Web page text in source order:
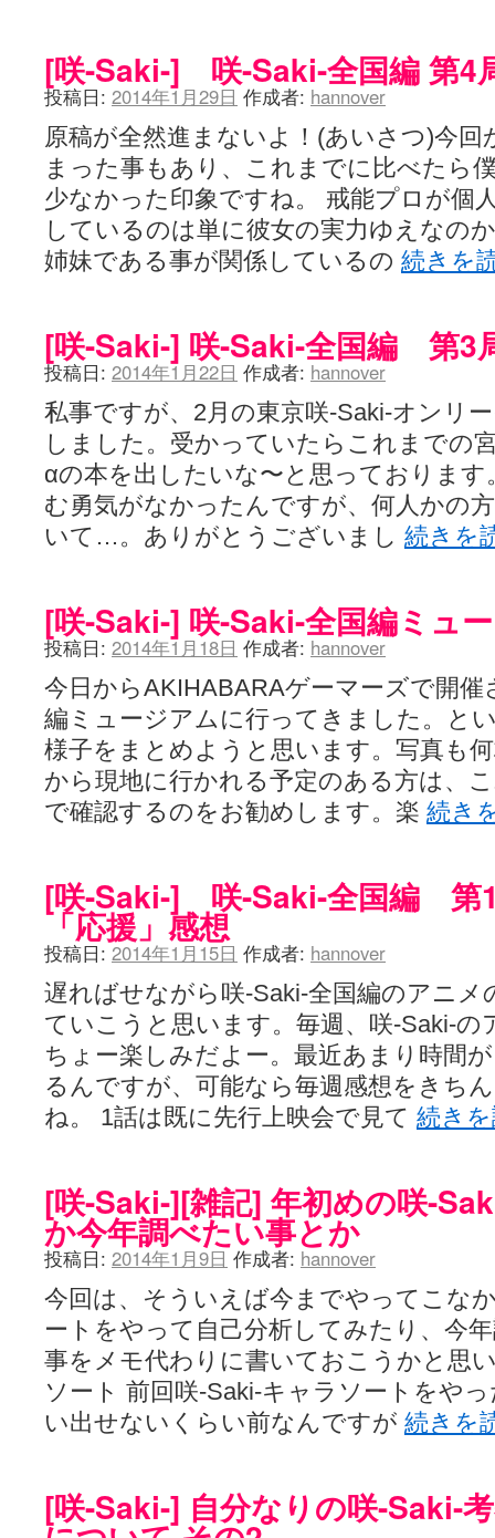
[咲-Saki-] 咲-Saki-全国編 第4
投稿日: 2014年1月29日 作成者: hannover
原稿が全然進まないよ！(あいさつ)今回
まった事もあり、これまでに比べたら
少なかった印象ですね。 戒能プロが個
しているのは単に彼女の実力ゆえなの
姉妹である事が関係しているの 続きを
[咲-Saki-] 咲-Saki-全国編 第3
投稿日: 2014年1月22日 作成者: hannover
私事ですが、2月の東京咲-Saki-オンリ
しました。受かっていたらこれまでの
αの本を出したいな〜と思っております
む勇気がなかったんですが、何人かの
いて…。ありがとうございまし 続きを
[咲-Saki-] 咲-Saki-全国編ミュ
投稿日: 2014年1月18日 作成者: hannover
今日からAKIHABARAゲーマーズで開催
編ミュージアムに行ってきました。と
様子をまとめようと思います。写真も
から現地に行かれる予定のある方は、
で確認するのをお勧めします。楽 続き
[咲-Saki-] 咲-Saki-全国編 第1
「応援」感想
投稿日: 2014年1月15日 作成者: hannover
遅ればせながら咲-Saki-全国編のアニメ
ていこうと思います。毎週、咲-Saki-
ちょー楽しみだよー。最近あまり時間
るんですが、可能なら毎週感想をきち
ね。 1話は既に先行上映会で見て 続き
[咲-Saki-][雑記] 年初めの咲-
か今年調べたい事とか
投稿日: 2014年1月9日 作成者: hannover
今回は、そういえば今までやってこな
ートをやって自己分析してみたり、今
事をメモ代わりに書いておこうかと思
ソート 前回咲-Saki-キャラソートをや
い出せないくらい前なんですが 続きを
[咲-Saki-] 自分なりの咲-Saki-